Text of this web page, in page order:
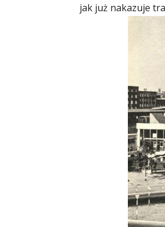
jak już nakazuje